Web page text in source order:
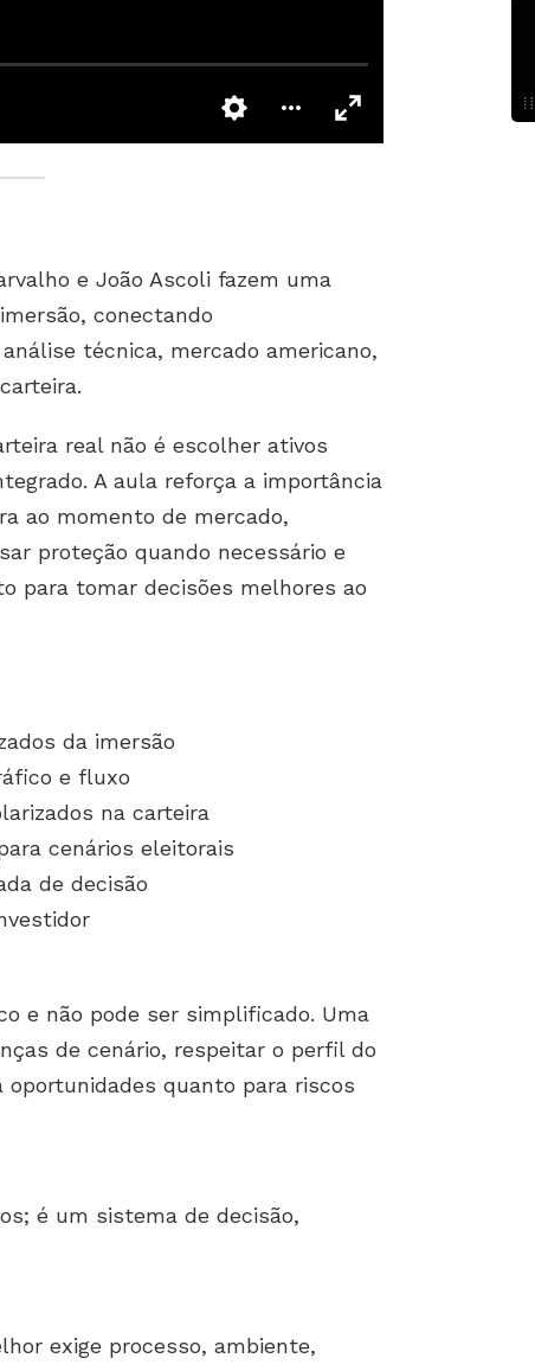
e João Ascoli fazem uma
conectando
técnica, mercado americano,
real não é escolher ativos
A aula reforça a importância
ao momento de mercado,
proteção quando necessário e
para tomar decisões melhores ao
da imersão
e fluxo
na carteira
cenários eleitorais
de decisão
e não pode ser simplificado. Uma
de cenário, respeitar o perfil do
quanto para riscos
é um sistema de decisão,
exige processo, ambiente,